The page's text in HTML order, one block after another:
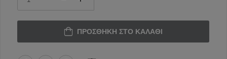
ΠΡΟΣΘΉΚΗ ΣΤΟ ΚΑΛΆΘΙ